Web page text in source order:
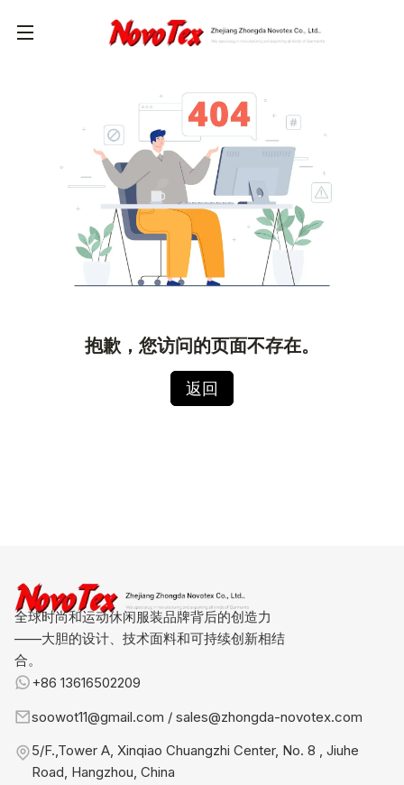
抱歉，您访问的页面不存在。
返回
全球时尚和运动休闲服装品牌背后的创造力
——大胆的设计、技术面料和可持续创新相结
合。
+86 13616502209
soowot11@gmail.com / sales@zhongda-novotex.com
5/F.,Tower A, Xinqiao Chuangzhi Center, No. 8 , Jiuhe
Road, Hangzhou, China